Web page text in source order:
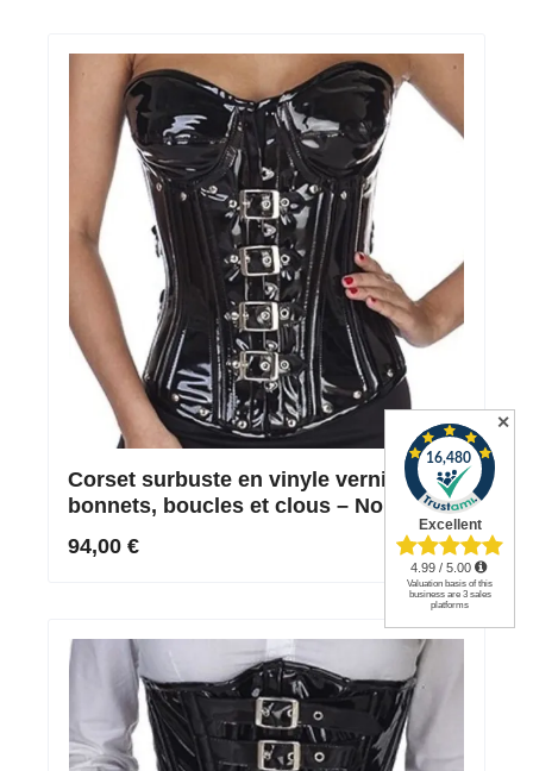
Corset surbuste en vinyle verni avec
bonnets, boucles et clous – Noir
94,00 €
✕